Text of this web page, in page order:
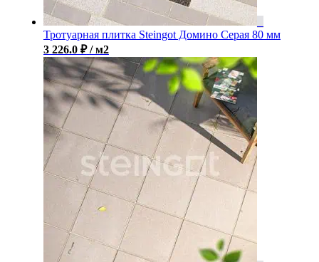
Тротуарная плитка Steingot Домино Серая 80 мм
3 226.0 ₽ / м2